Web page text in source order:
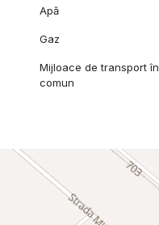
Apă
Gaz
Mijloace de transport în
comun